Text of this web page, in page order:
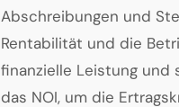
Abschreibungen und
Rentabilität und die
finanzielle Leistung
das NOI, um die